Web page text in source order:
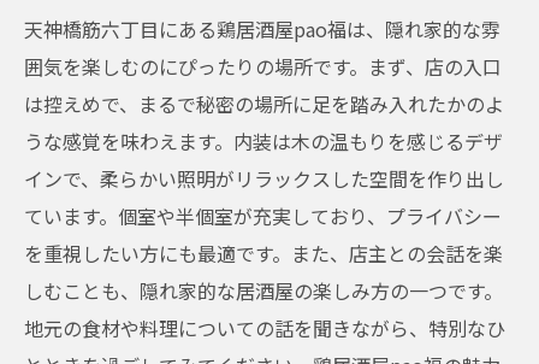
おしゃれな木目調のインテリア
隠れ家的な雰囲気が人気の理由
季節感あふれる店内装飾
都会のオアシスで過ごす夜
pao福ならではの特別な夜
天神橋筋六丁目にある鶏居酒屋pao福は、隠れ家的な雰
囲気を楽しむのにぴったりの場所です。まず、店の入口
は控えめで、まるで秘密の場所に足を踏み入れたかのよ
うな感覚を味わえます。内装は木の温もりを感じるデザ
インで、柔らかい照明がリラックスした空間を作り出し
ています。個室や半個室が充実しており、プライバシー
を重視したい方にも最適です。また、店主との会話を楽
しむことも、隠れ家的な居酒屋の楽しみ方の一つです。
地元の食材や料理についての話を聞きながら、特別なひ